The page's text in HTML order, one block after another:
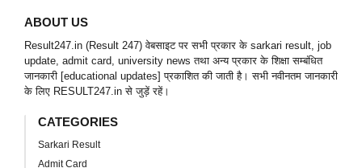
ABOUT US
Result247.in (Result 247) वेबसाइट पर सभी प्रकार के sarkari result, job
update, admit card, university news तथा अन्य प्रकार के शिक्षा सम्बंधित
जानकारी [educational updates] प्रकाशित की जाती है। सभी नवीनतम जानकारी
के लिए RESULT247.in से जुड़ें रहें।
CATEGORIES
Sarkari Result
Admit Card